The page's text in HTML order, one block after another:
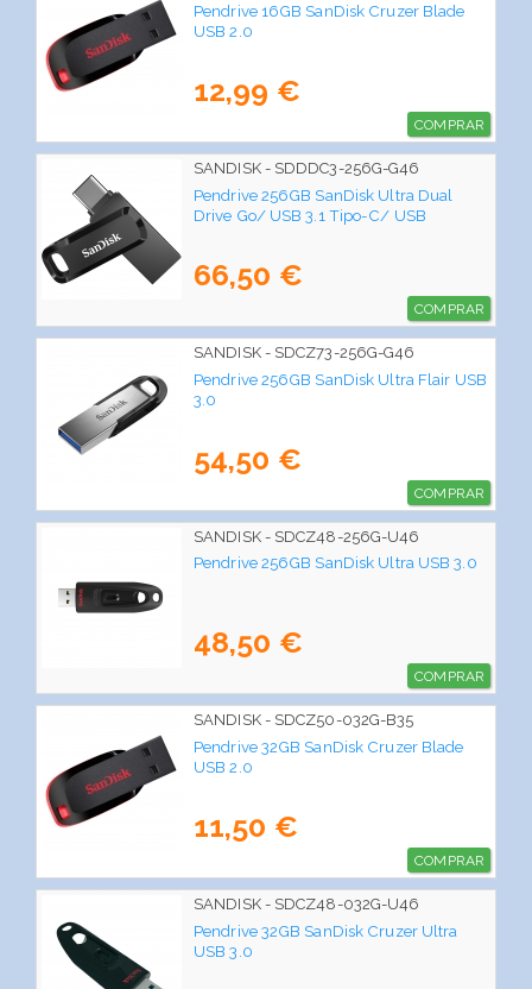
Pendrive 16GB SanDisk Cruzer Blade
USB 2.0
12,99 €
COMPRAR
SANDISK - SDDDC3-256G-G46
Pendrive 256GB SanDisk Ultra Dual
Drive Go/ USB 3.1 Tipo-C/ USB
66,50 €
COMPRAR
SANDISK - SDCZ73-256G-G46
Pendrive 256GB SanDisk Ultra Flair USB
3.0
54,50 €
COMPRAR
SANDISK - SDCZ48-256G-U46
Pendrive 256GB SanDisk Ultra USB 3.0
48,50 €
COMPRAR
SANDISK - SDCZ50-032G-B35
Pendrive 32GB SanDisk Cruzer Blade
USB 2.0
11,50 €
COMPRAR
SANDISK - SDCZ48-032G-U46
Pendrive 32GB SanDisk Cruzer Ultra
USB 3.0